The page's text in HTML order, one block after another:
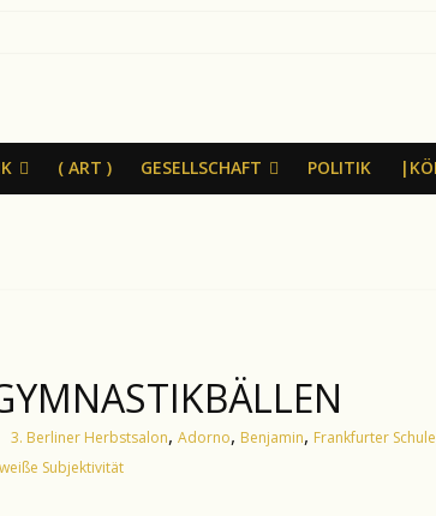
( ART ) GESELLSCHAFT POLITIK
3. Berliner Herbstsalon, Adorno, Benjamin, Frankfurter Schule
weiße Subjektivität